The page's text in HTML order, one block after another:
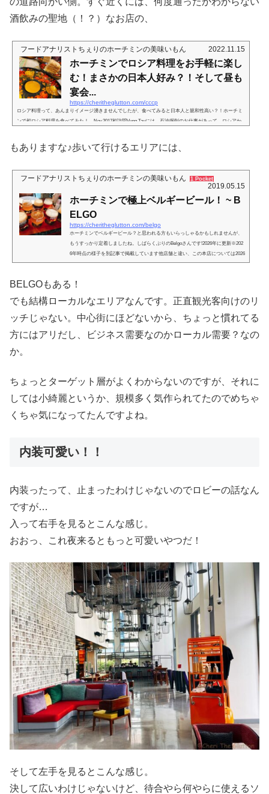
と、個人の感想を書くことは自由、ということになっても、お店の望まないこと
酒飲みの聖地（！？）なお店の、
フードアナリストちぇりのホーチミンの美味いもん 2022.11.15
ホーチミンでロシア料理をお手軽に楽し
む！まさかの日本人好み？！そして昼も
宴会...
https://cheritheglutton.com/cccp
ロシア料理って、あんまりイメージ湧きませんでしたが、食べてみると日本人と親和性高い？！ホーチミ
ンで初ロシア料理を食べてみた！ Nov.2017初訪問Vung Tauには、石油掘削のお仕事があって、ロシアか
だったりもする。避暑、ならぬ避寒のためにホーチミンに来られる方も多いらしく、ロシアとベトナムは
もありますな♪歩いて行けるエリアには、
フードアナリストちぇりのホーチミンの美味いもん 1 Pocket
2019.05.15
ホーチミンで極上ベルギービール！ ~ B
ELGO
https://cheritheglutton.com/belgo
ホーチミンでベルギービール？と思われる方もいらっしゃるかもしれませんが、
もうすっかり定着しましたね。しばらくぶりのBelgoさんです!2026年に更新※202
6年時点の様子を別記事で掲載しています他店舗と違い、この本店については2026
年現在も昔と変わらぬレベルか、さらに美味しくなったと感じるお料理もありま
ず、大勢の人で連日賑わってるこちらのお店。日本人コミュニティの間でも、も
BELGOもある！
でも結構ローカルなエリアなんです。正直観光客向けのリ
ッチじゃない。中心街にほどないから、ちょっと慣れてる
方にはアリだし、ビジネス需要なのかローカル需要？なの
か。
ちょっとターゲット層がよくわからないのですが、それに
しては小綺麗というか、規模多く気作られてたのでめちゃ
くちゃ気になってたんですよね。
内装可愛い！！
内装ったって、止まったわけじゃないのでロビーの話なん
ですが…
入って右手を見るとこんな感じ。
おおっ、これ夜来るともっと可愛いやつだ！
そして左手を見るとこんな感じ。
決して広いわけじゃないけど、待合やら何やらに使えるソ